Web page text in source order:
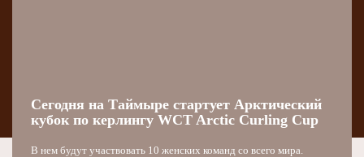
Сегодня на Таймыре стартует Арктический
кубок по керлингу WCT Arctic Curling Cup
В нем будут участвовать 10 женских команд со всего мира.